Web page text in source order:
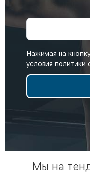
Нажимая на
условия политики
Мы на